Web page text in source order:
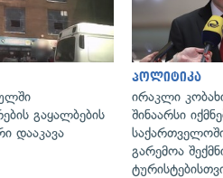
გაყალბების
დააკავა
პოლიტიკა
ირაკლი
შინაარსი
გარემოა